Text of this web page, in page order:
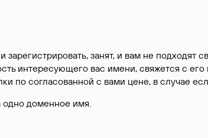
занят, и вам не
интересующего вас имени, свяжется с
по согласованной с вами цене, в случае
одно доменное имя.